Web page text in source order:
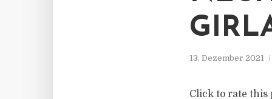
13. Dezember 2021
Click to rate this